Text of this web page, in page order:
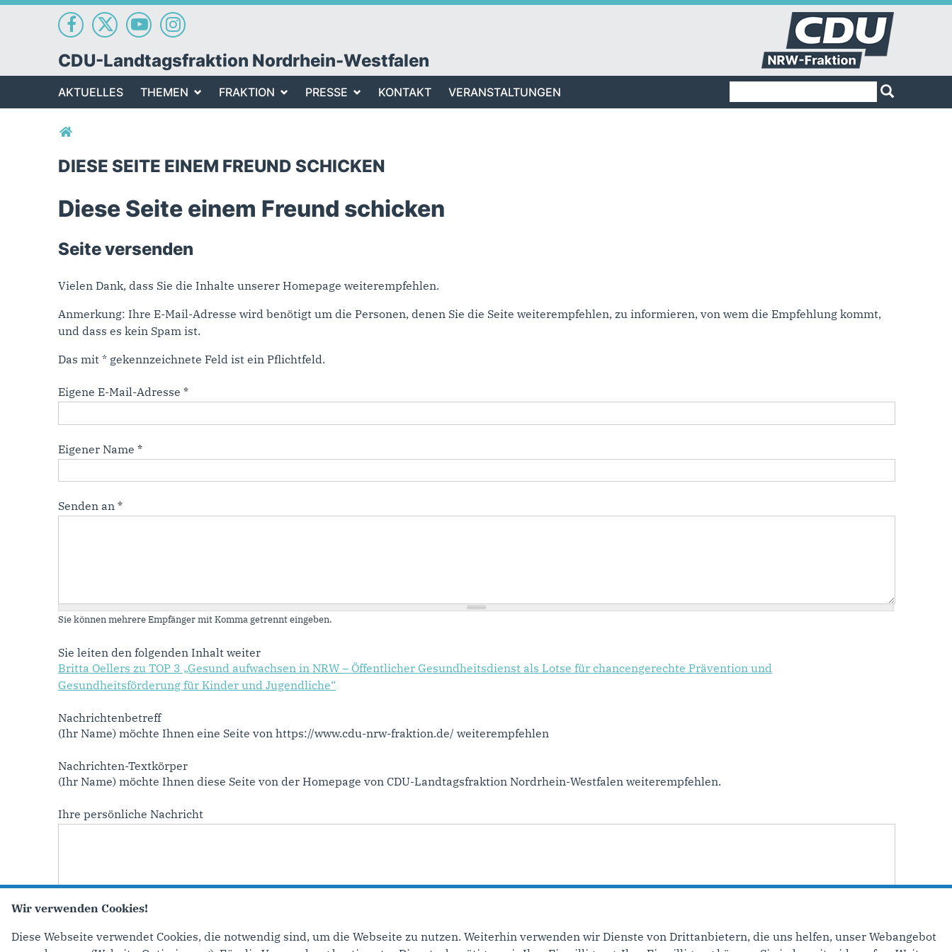
CDU-Landtagsfraktion Nordrhein-Westfalen
AKTUELLES THEMEN FRAKTION PRESSE KONTAKT VERANSTALTUNGEN
Sie sind hier
DIESE SEITE EINEM FREUND SCHICKEN
Diese Seite einem Freund schicken
Seite versenden
Vielen Dank, dass Sie die Inhalte unserer Homepage weiterempfehlen.
Anmerkung: Ihre E-Mail-Adresse wird benötigt um die Personen, denen Sie die Seite weiterempfehlen, zu informieren, von wem die Empfehlung kommt,
und dass es kein Spam ist.
Das mit * gekennzeichnete Feld ist ein Pflichtfeld.
Eigene E-Mail-Adresse *
Eigener Name *
Senden an *
Sie können mehrere Empfänger mit Komma getrennt eingeben.
Sie leiten den folgenden Inhalt weiter
Britta Oellers zu TOP 3 „Gesund aufwachsen in NRW – Öffentlicher Gesundheitsdienst als Lotse für chancengerechte Prävention und
Gesundheitsförderung für Kinder und Jugendliche“
Nachrichtenbetreff
(Ihr Name) möchte Ihnen eine Seite von https://www.cdu-nrw-fraktion.de/ weiterempfehlen
Nachrichten-Textkörper
(Ihr Name) möchte Ihnen diese Seite von der Homepage von CDU-Landtagsfraktion Nordrhein-Westfalen weiterempfehlen.
Ihre persönliche Nachricht
Wir verwenden Cookies!
Diese Webseite verwendet Cookies, die notwendig sind, um die Webseite zu nutzen. Weiterhin verwenden wir Dienste von Drittanbietern, die uns helfen, unser Webangebot